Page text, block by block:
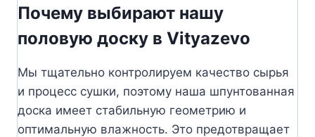
Почему выбирают нашу
половую доску в Vityazevo
Мы тщательно контролируем качество сырья
и процесс сушки, поэтому наша шпунтованная
доска имеет стабильную геометрию и
оптимальную влажность. Это предотвращает